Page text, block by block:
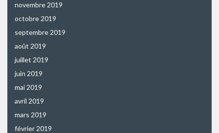
novembre 2019
octobre 2019
septembre 2019
août 2019
juillet 2019
juin 2019
mai 2019
avril 2019
mars 2019
février 2019